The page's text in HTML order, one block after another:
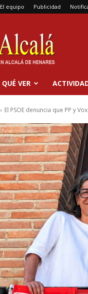
El equipo Publicidad
QUÉ VER
El PSOE denuncia que PP y